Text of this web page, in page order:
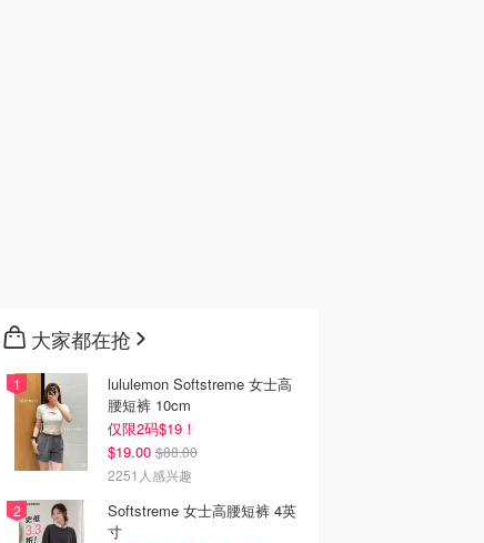
大家都在抢
lululemon Softstreme 女士高
腰短裤 10cm
仅限2码$19！
$19.00 $88.00
2251人感兴趣
Softstreme 女士高腰短裤 4英
寸